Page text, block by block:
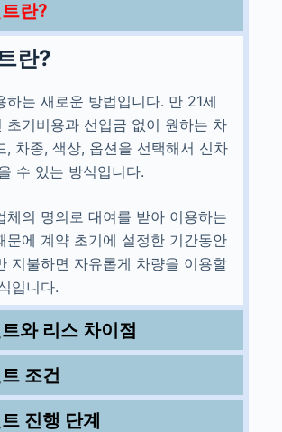
란?
란?
하는 새로운 방법입니다. 만 21세
초기비용과 선입금 없이 원하는 차
, 차종, 색상, 옵션을 선택해서 신차
수 있는 방식입니다.
체의 명의로 대여를 받아 이용하는
문에 계약 초기에 설정한 기간동안
지불하면 자유롭게 차량을 이용할
입니다.
와 리스 차이점
조건
진행 단계